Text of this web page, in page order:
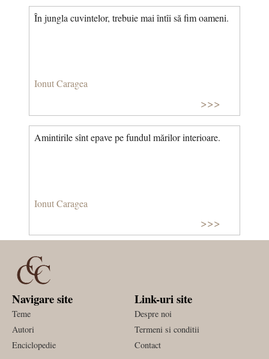
În jungla cuvintelor, trebuie mai întîi să fim oameni.
Ionut Caragea
>>>
Amintirile sînt epave pe fundul mărilor interioare.
Ionut Caragea
>>>
Navigare site
Teme
Autori
Enciclopedie
Link-uri site
Despre noi
Termeni si conditii
Contact